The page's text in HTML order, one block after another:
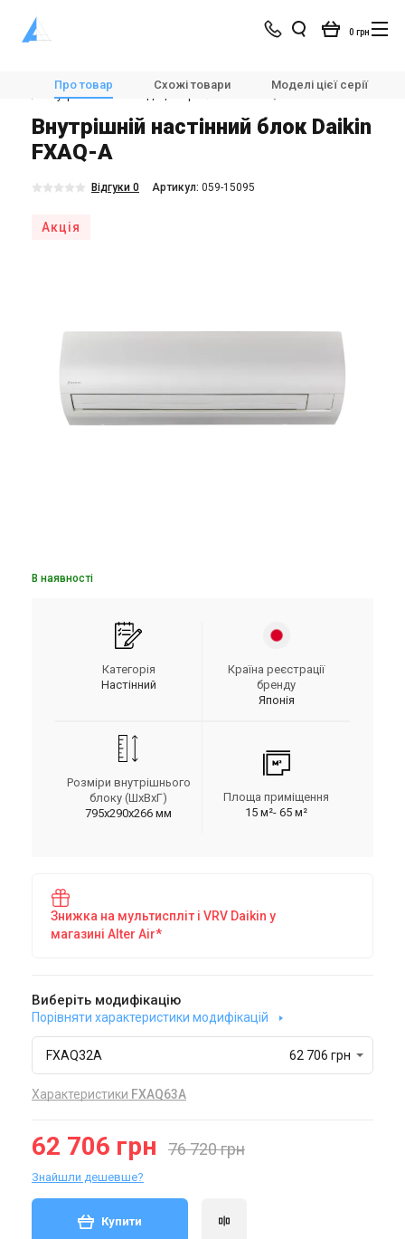
0 грн
Магазин Кондиціонування
Мультиспліт-системи та VRV
🌬Внутрішні блоки кондиціонера
Daikin FXAQ-A
Про товар Схожі товари Моделі цієї серії
Внутрішній настінний блок Daikin
FXAQ-A
Відгуки 0 Aртикул: 059-15095
Акція
В наявності
Категорія
Настінний
Країна реєстрації
бренду
Японія
Розміри внутрішнього
блоку (ШxВxГ)
795x290x266 мм
Площа приміщення
15 м²- 65 м²
Знижка на мультиспліт і VRV Daikin у
магазині Alter Air*
Виберіть модифікацію
Порівняти характеристики модифікацій
FXAQ32A 62 706 грн
Характеристики FXAQ63A
62 706 грн 76 720 грн
Знайшли дешевше?
Купити